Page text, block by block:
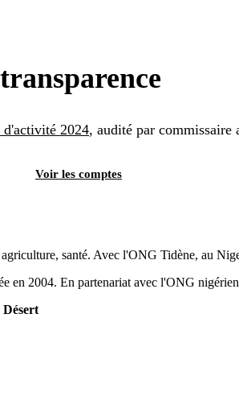
d'activité 2024, audité par commissaire
Voir les comptes
santé. Avec l'ONG Tidène, au
en 2004. En partenariat avec l'ONG
Désert